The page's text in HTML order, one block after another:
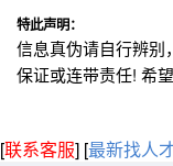
特此声明：
信息真伪请自行辨别
保证或连带责任! 希
[联系客服] [最新找人